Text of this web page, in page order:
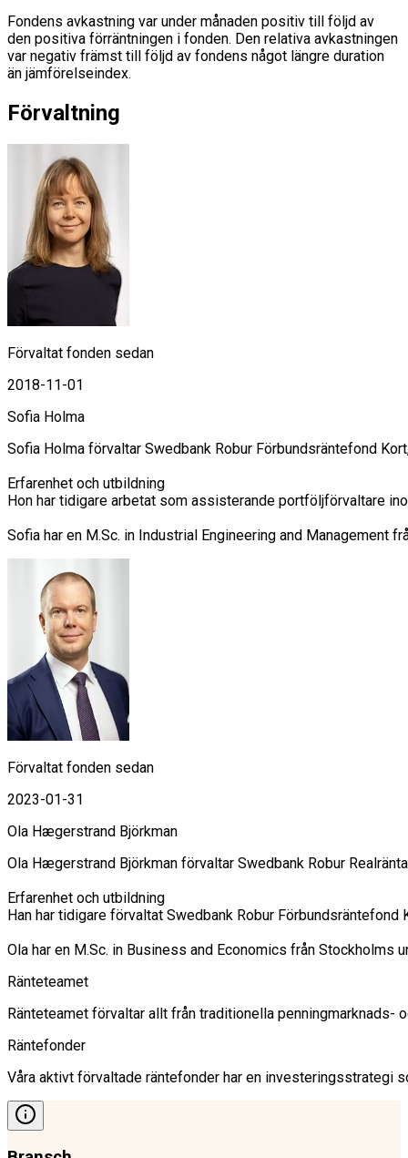
Fondens avkastning var under månaden positiv till följd av
den positiva förräntningen i fonden. Den relativa avkastningen
var negativ främst till följd av fondens något längre duration
än jämförelseindex.
Förvaltning
Förvaltat fonden sedan
2018-11-01
Sofia Holma
Sofia Holma förvaltar Swedbank Robur Förbundsräntefond
Erfarenhet och utbildning
Hon har tidigare arbetat som assisterande portföljförvaltare
Förvaltat fonden sedan
2023-01-31
Ola Hægerstrand Björkman
Ola Hægerstrand Björkman förvaltar Swedbank Robur
Erfarenhet och utbildning
Han har tidigare förvaltat Swedbank Robur
Ola har en M.Sc. in Business and Economics från Stockholms
Ränteteamet
Ränteteamet förvaltar allt från traditionella penningmarknads-
Räntefonder
Våra aktivt förvaltade räntefonder har en investeringsstrategi